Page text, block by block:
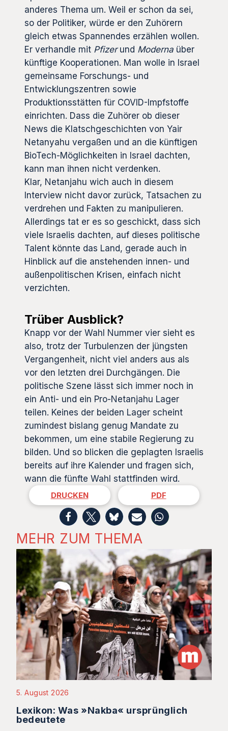
anderes Thema um. Weil er schon da sei,
so der Politiker, würde er den Zuhörern
gleich etwas Spannendes erzählen wollen.
Er verhandle mit Pfizerund Moderna über
künftige Kooperationen. Man wolle in Israel
gemeinsame Forschungs- und
Entwicklungszentren sowie
Produktionsstätten für COVID-Impfstoffe
einrichten. Dass die Zuhörer ob dieser
News die Klatschgeschichten von Yair
Netanyahu vergaßen und an die künftigen
BioTech-Möglichkeiten in Israel dachten,
kann man ihnen nicht verdenken.
Klar, Netanjahu wich auch in diesem
Interview nicht davor zurück, Tatsachen zu
verdrehen und Fakten zu manipulieren.
Allerdings tat er es so geschickt, dass sich
viele Israelis dachten, auf dieses politische
Talent könnte das Land, gerade auch in
Hinblick auf die anstehenden innen- und
außenpolitischen Krisen, einfach nicht
verzichten.
Trüber Ausblick?
Knapp vor der Wahl Nummer vier sieht es
also, trotz der Turbulenzen der jüngsten
Vergangenheit, nicht viel anders aus als
vor den letzten drei Durchgängen. Die
politische Szene lässt sich immer noch in
ein Anti- und ein Pro-Netanjahu Lager
teilen. Keines der beiden Lager scheint
zumindest bislang genug Mandate zu
bekommen, um eine stabile Regierung zu
bilden. Und so blicken die geplagten Israelis
bereits auf ihre Kalender und fragen sich,
wann die fünfte Wahl stattfinden wird.
DRUCKEN PDF
MEHR ZUM THEMA
5. August 2026
Lexikon: Was »Nakba« ursprünglich
bedeutete